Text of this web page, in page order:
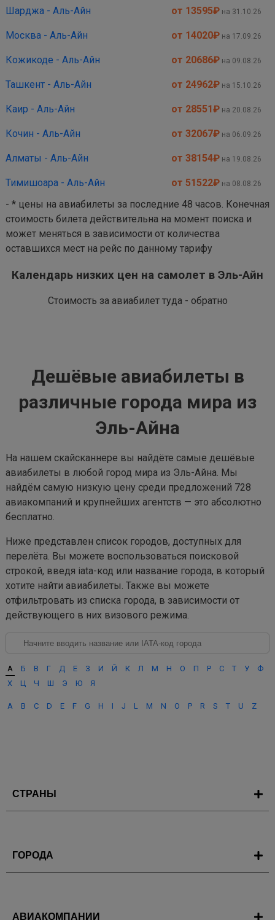
Шарджа - Аль-Айн от 13595₽ на 31.10.26
Москва - Аль-Айн от 14020₽ на 17.09.26
Кожикоде - Аль-Айн от 20686₽ на 09.08.26
Ташкент - Аль-Айн от 24962₽ на 15.10.26
Каир - Аль-Айн от 28551₽ на 20.08.26
Кочин - Аль-Айн от 32067₽ на 06.09.26
Алматы - Аль-Айн от 38154₽ на 19.08.26
Тимишоара - Аль-Айн от 51522₽ на 08.08.26
- * цены на авиабилеты за последние 48 часов. Конечная
стоимость билета действительна на момент поиска и
может меняться в зависимости от количества
оставшихся мест на рейс по данному тарифу
Календарь низких цен на самолет в Эль-Айн
Стоимость за авиабилет туда - обратно
Дешёвые авиабилеты в
различные города мира из
Эль-Айна
На нашем скайсканнере вы найдёте самые дешёвые
авиабилеты в любой город мира из Эль-Айна. Мы
найдём самую низкую цену среди предложений 728
авиакомпаний и крупнейших агентств — это абсолютно
бесплатно.
Ниже представлен список городов, доступных для
перелёта. Вы можете воспользоваться поисковой
строкой, введя iata-код или название города, в который
хотите найти авиабилеты. Также вы можете
отфильтровать из списка города, в зависимости от
действующего в них визового режима.
А Б В Г Д Е З И Й К Л М Н О П Р С Т У
Ф
Х
Ц Ч Ш Э Ю Я
A B C D E F G H I J L M N O P R S T U Z
СТРАНЫ
ГОРОДА
АВИАКОМПАНИИ